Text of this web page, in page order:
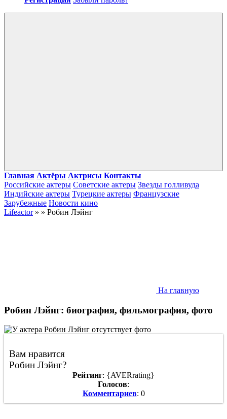
Главная Актёры Актрисы Контакты
Российские актеры Советские актеры Звезды голливуда
Индийские актеры Турецкие актеры Французские
Зарубежные Новости кино
Lifeactor» » Робин Лэйнг
На главную
Робин Лэйнг: биография, фильмография, фото
Вам нравится
Робин Лэйнг?
Рейтинг: {AVERrating}
Голосов:
Комментариев: 0